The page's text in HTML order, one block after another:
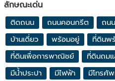
ลักษณะเด่น
ติดถนน ถนนคอนกรีต ถน
บ้านเดี่ยว พร้อมอยู่ ที่ดินพ
ที่ดินเพื่อการพาณิชย์ ที่ดินถมแ
มีน้ำประปา มีไฟฟ้า มีโทรศัพ